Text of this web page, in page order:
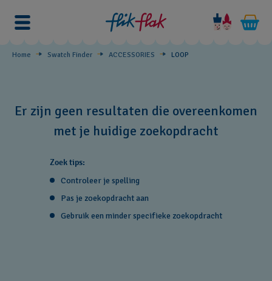
LOOP
Home Swatch Finder ACCESSORIES LOOP
Er zijn geen resultaten die overeenkomen
met je huidige zoekopdracht
Zoek tips:
Controleer je spelling
Pas je zoekopdracht aan
Gebruik een minder specifieke zoekopdracht